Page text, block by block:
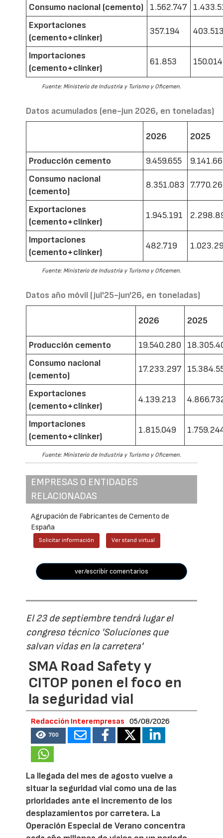
Consumo nacional (cemento)
1.562.747
Exportaciones
(cemento+clínker)
357.194
Importaciones
(cemento+clínker)
61.853 150.014
Fuente: Ministerio de Industria y Turismo y Oficemen.
Datos acumulados (ene-jun 2026, en toneladas)
2026 2025
Producción cemento 9.459.655
Consumo nacional
(cemento)
8.351.083
Exportaciones
(cemento+clínker)
1.945.191
Importaciones
(cemento+clínker)
482.719
Fuente: Ministerio de Industria y Turismo y Oficemen.
Datos año móvil (jul'25-jun'26, en toneladas)
2026 2025
Producción cemento 19.540.280
Consumo nacional
(cemento)
17.233.297
Exportaciones
(cemento+clínker)
4.139.213
Importaciones
(cemento+clínker)
1.815.049
Fuente: Ministerio de Industria y Turismo y Oficemen.
EMPRESAS O ENTIDADES
RELACIONADAS
Agrupación de Fabricantes de Cemento de
España
Solicitar información Ver stand virtual
ver/escribir comentarios
El 23 de septiembre tendrá lugar el
congreso técnico 'Soluciones que
salvan vidas en la carretera'
SMA Road Safety y
CITOP ponen el foco en
la seguridad vial
Redacción Interempresas 05/08/2026
700
La llegada del mes de agosto vuelve a
situar la seguridad vial como una de las
prioridades ante el incremento de los
desplazamientos por carretera. La
Operación Especial de Verano concentra